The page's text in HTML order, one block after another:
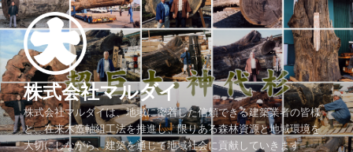
コ
ン
テ
ン
ツ
へ
ス
キ
株式会社マルダイ
株式会社マルダイは、地域に密着した信頼できる建築業者の皆様
と、在来木造軸組工法を推進し、限りある森林資源と地域環境を
大切にしながら、建築を通じて地域社会に貢献していきます